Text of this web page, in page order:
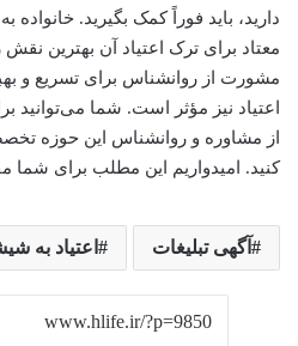
دارید، باید فوراً کمک بگیرید. خانواده
معتاد برای ترک اعتیاد آن بهترین نقش
مشورت از روانشناس برای تسریع و
اعتیاد نیز مؤثر است. شما می‌توانید
از مشاوره و روانشناس این حوزه
کنید. ‌امیدواریم این مطلب برای شما
آگهی تبلیغات اعتیاد به